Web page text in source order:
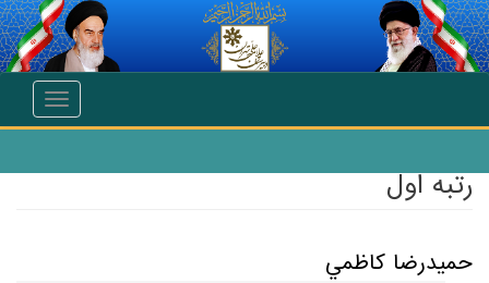
انتقال به محتوای اصلی
Toggle
رتبه اول
حميدرضا کاظمي